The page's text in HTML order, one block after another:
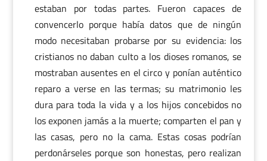
estaban por todas partes. Fueron capaces de
convencerlo porque había datos que de ningún
modo necesitaban probarse por su evidencia: los
cristianos no daban culto a los dioses romanos, se
mostraban ausentes en el circo y ponían auténtico
reparo a verse en las termas; su matrimonio les
dura para toda la vida y a los hijos concebidos no
los exponen jamás a la muerte; comparten el pan y
las casas, pero no la cama. Estas cosas podrían
perdonárseles porque son honestas, pero realizan